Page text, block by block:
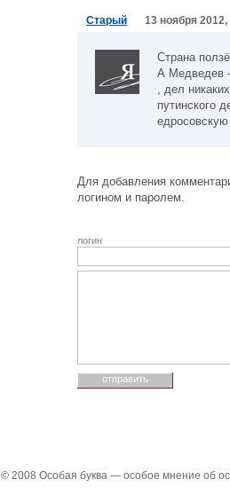
Старый 13 ноября
Страна
А Медведев
, дел
путинского
Для добавления
логином и паролем.
логин
© 2008 Особая буква — особое мнение об